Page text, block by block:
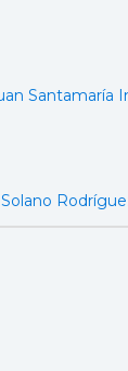
Santamaría